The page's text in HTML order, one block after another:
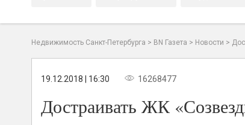
Недвижимость Санкт-Петербурга > BN Газета > Новости >
19.12.2018 | 16:30 16268477
Достраивать ЖК